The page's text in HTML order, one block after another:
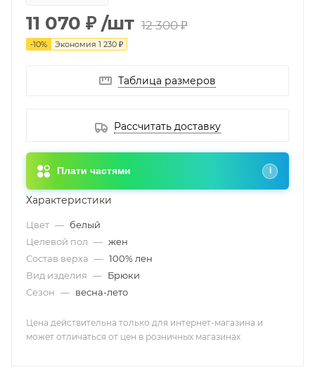
11 070 ₽ /шт 12 300 ₽
-10% Экономия 1 230 ₽
Таблица размеров
Рассчитать доставку
Плати частями i
Характеристики
Цвет — белый
Целевой пол — жен
Состав верха — 100% лен
Вид изделия — Брюки
Сезон — весна-лето
Цена действительна только для интернет-магазина и
может отличаться от цен в розничных магазинах